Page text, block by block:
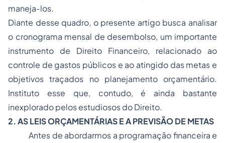
maneja-los.
Diante desse quadro, o presente artigo busca analisar
o cronograma mensal de desembolso, um importante
instrumento de Direito Financeiro, relacionado ao
controle de gastos públicos e ao atingido das metas e
objetivos traçados no planejamento orçamentário.
Instituto esse que, contudo, é ainda bastante
inexplorado pelos estudiosos do Direito.
2. AS LEIS ORÇAMENTÁRIAS E A PREVISÃO DE METAS
Antes de abordarmos a programação financeira e